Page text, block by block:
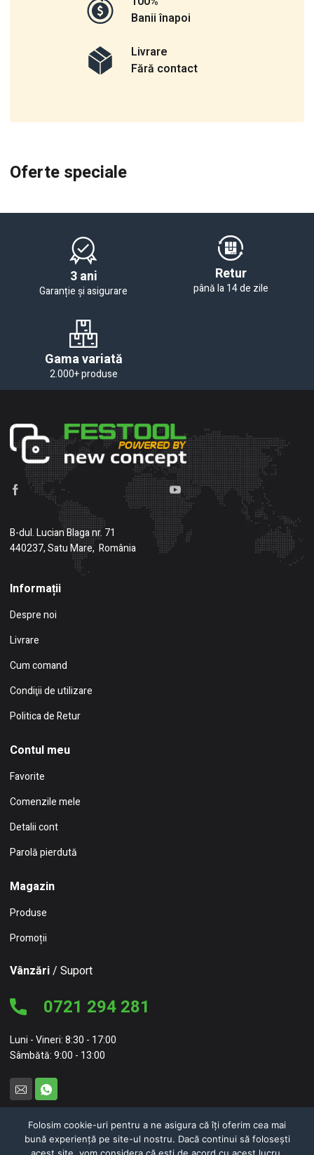
Banii înapoi
Livrare
Fără contact
Oferte speciale
3 ani
Garanție și asigurare
Retur
până la 14 de zile
Gama variată
2.000+ produse
B-dul. Lucian Blaga nr. 71
440237, Satu Mare, România
Informații
Despre noi
Livrare
Cum comand
Condiţii de utilizare
Politica de Retur
Contul meu
Favorite
Comenzile mele
Detalii cont
Parolă pierdută
Magazin
Produse
Promoții
Vânzări/ Suport
0721 294 281
Luni - Vineri: 8:30 - 17:00
Sâmbătă: 9:00 - 13:00
© 2026 NC Concept – NEW CONCEPT HOME FURNITURE SRL
Folosim cookie-uri pentru a ne asigura că îți oferim cea mai
bună experiență pe site-ul nostru. Dacă continui să folosești